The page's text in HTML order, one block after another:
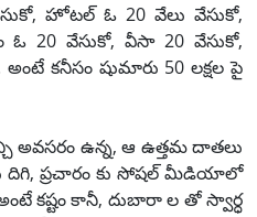
హోటల్ ఓ 20 వేలు వేసుకో,
ఓ 20 వేసుకో, వీసా 20 వేసుకో,
అంటే కనీసం షుమారు 50 లక్షల పై
ఉన్న, ఆ ఉత్తమ దాతలు
దిగి, ప్రచారం కు సోషల్ మీడియాలో
కష్టం కానీ, దుబారా ల తో స్వార్ధ